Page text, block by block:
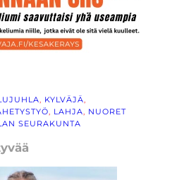
KYLVÄJÄ
LAHJA
NUORET
SEURAKUNTA